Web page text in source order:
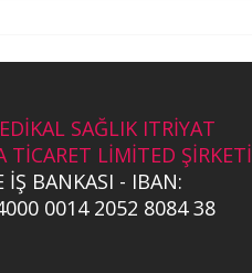
SAĞLIK ITRİYAT
TİCARET LİMİTED ŞİRKETİ
İŞ BANKASI - IBAN:
0014 2052 8084 38